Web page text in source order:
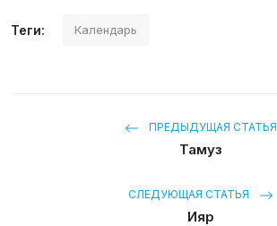
Теги: Календарь
ПРЕДЫДУЩАЯ СТАТЬЯ
Тамуз
СЛЕДУЮЩАЯ СТАТЬЯ
Ияр